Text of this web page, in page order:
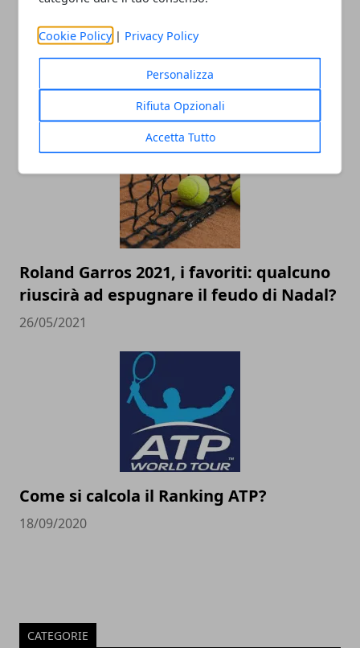
Cookie Policy | Privacy Policy
Personalizza
Rifiuta Opzionali
Accetta Tutto
Come acquistare una racchetta da
tennis: consigli e suggerimenti
Roland Garros 2021, i favoriti: qualcuno
riuscirà ad espugnare il feudo di Nadal?
26/05/2021
Come si calcola il Ranking ATP?
18/09/2020
CATEGORIE